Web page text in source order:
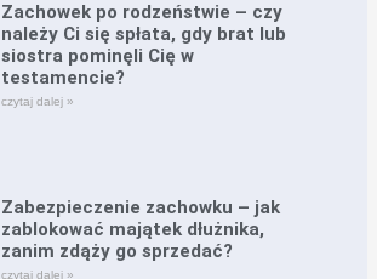
Zachowek po rodzeństwie – czy
należy Ci się spłata, gdy brat lub
siostra pominęli Cię w
testamencie?
czytaj dalej »
Zabezpieczenie zachowku – jak
zablokować majątek dłużnika,
zanim zdąży go sprzedać?
czytaj dalej »